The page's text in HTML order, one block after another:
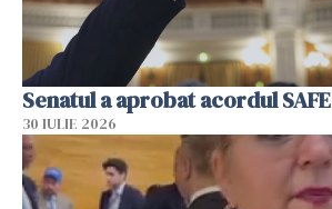
Senatul a aprobat acordul SAFE
30 IULIE 2026